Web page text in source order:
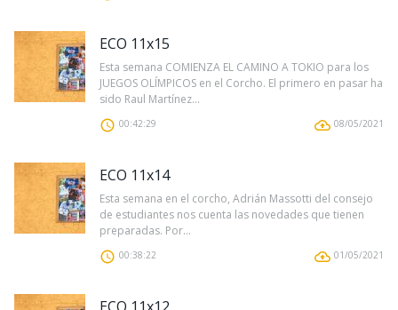
ECO 11x15
Esta semana COMIENZA EL CAMINO A TOKIO para los
JUEGOS OLÍMPICOS en el Corcho. El primero en pasar ha
sido Raul Martínez...
00:42:29 08/05/2021
ECO 11x14
Esta semana en el corcho, Adrián Massotti del consejo
de estudiantes nos cuenta las novedades que tienen
preparadas. Por...
00:38:22 01/05/2021